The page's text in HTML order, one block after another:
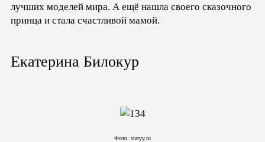
лучших моделей мира. А ещё нашла своего сказочного
принца и стала счастливой мамой.
Екатерина Билокур
Фото: staryy.ru